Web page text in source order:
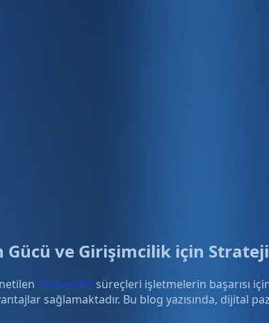
ve Girişimcilik için
muhasebe süreçleri işletmelerin başarısı
sağlamaktadır. Bu blog yazısında, dijital